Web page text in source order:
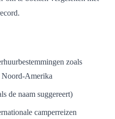
zoals
Amerika
de naam suggereert)
camperreizen